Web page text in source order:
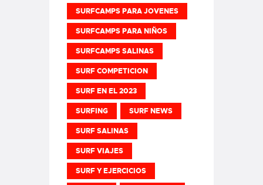
SURFCAMPS PARA JOVENES
SURFCAMPS PARA NIÑOS
SURFCAMPS SALINAS
SURF COMPETICION
SURF EN EL 2023
SURFING SURF NEWS
SURF SALINAS
SURF VIAJES
SURF Y EJERCICIOS